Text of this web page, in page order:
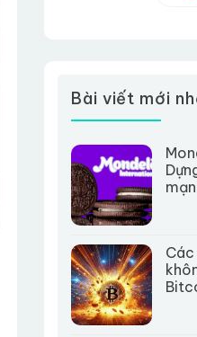
Bài viết mới